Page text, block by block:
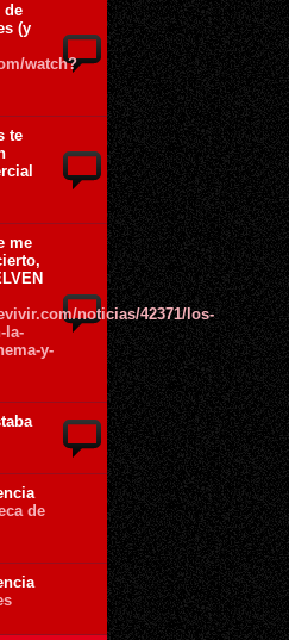
de
(y
watch?
te
me
noticias/42371/los-
la-
y-
de